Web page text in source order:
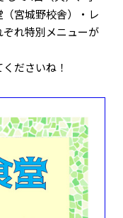
宮城野校舎）・レ
れ特別メニューが
ださいね！